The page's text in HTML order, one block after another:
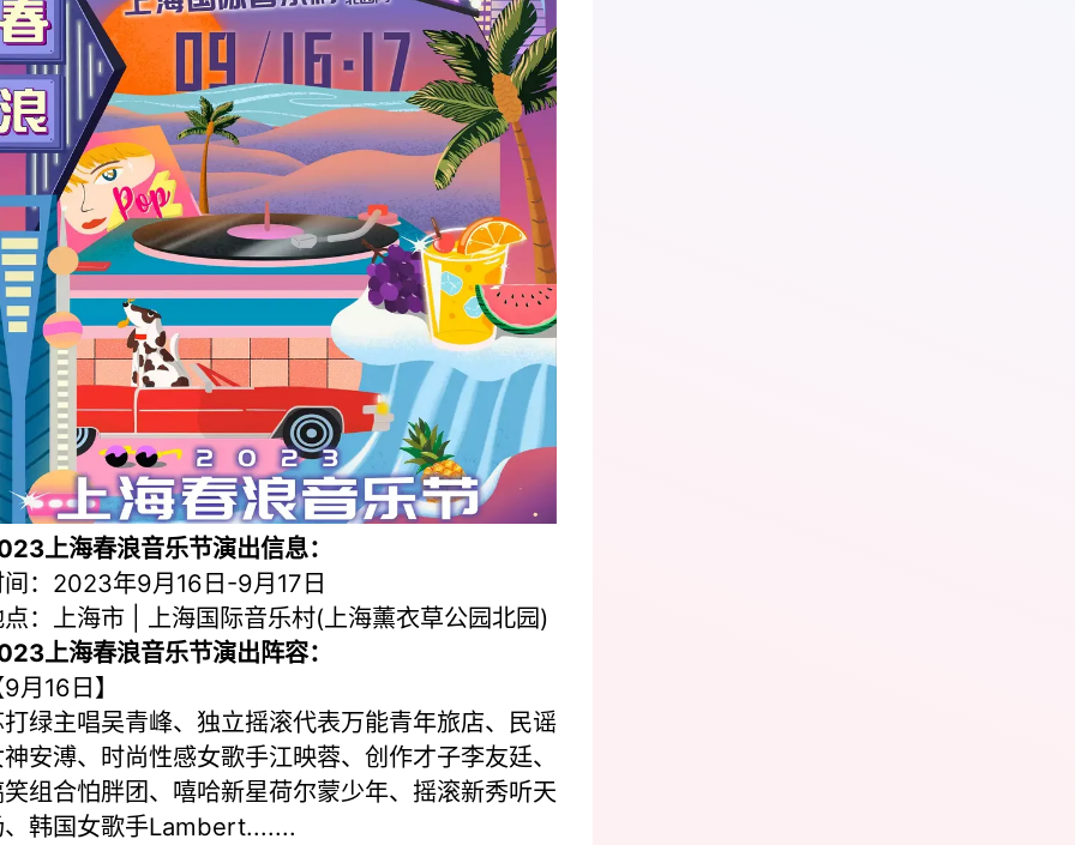
上海春浪音乐节演出信息：
间：2023年9月16日-9月17日
：上海市 | 上海国际音乐村(上海薰衣草公园北园)
上海春浪音乐节演出阵容：
月16日】
绿主唱吴青峰、独立摇滚代表万能青年旅店、民谣
安溥、时尚性感女歌手江映蓉、创作才子李友廷、
组合怕胖团、嘻哈新星荷尔蒙少年、摇滚新秀听天
、韩国女歌手Lambert.......